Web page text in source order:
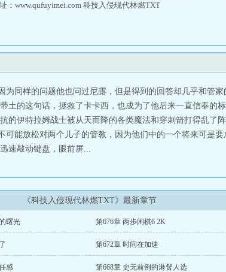
：www.qufuyimei.com 科技入侵现代林燃TXT
同样的问题他也问过尼露，但是得到的回答却几乎和管
土的这句话，拯救了卡卡西，也成为了他后来一直信奉的
的伊特拉姆战士被从天而降的各类魔法和穿刺箭打得乱了
能放松对两个儿子的管教，因为他们中的一个将来可是
速敲动键盘，眼前屏...
《科技入侵现代林燃TXT》最新章节
曙光 第676章 两步闲棋6 2K
第672章 时间在加速
感 第668章 史无前例的港督人选